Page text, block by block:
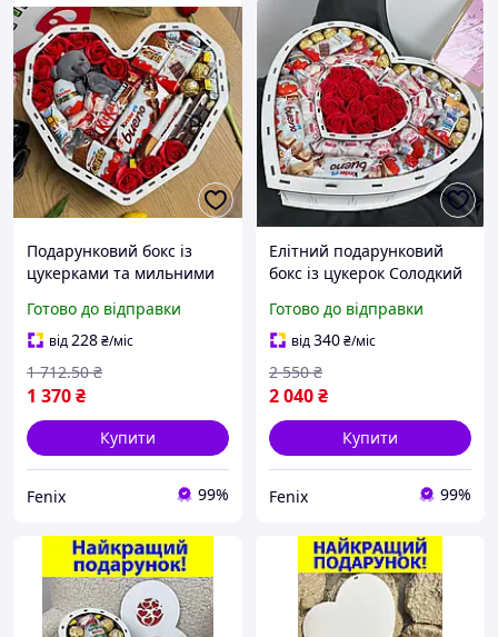
Подарунковий бокс із
цукерками та мильними
для дівчат Коробка із
солодощами для коханої
дівчини
Готово до відправки
від228₴/міс
1 370₴
1 712.50 ₴
Купити
Fenix 99%
Елітний подарунковий
бокс із цукерок Солодкий
солодощами на день
народження, ювілей
Готово до відправки
від340₴/міс
2 040₴
2 550 ₴
Купити
Fenix 99%